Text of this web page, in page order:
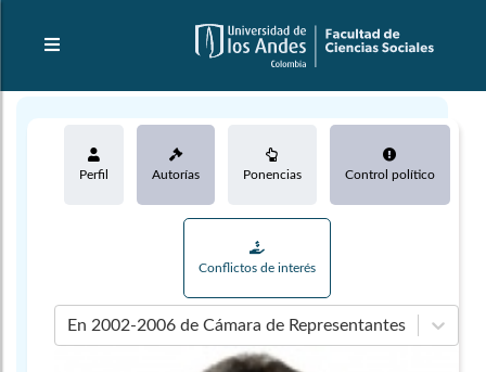
Perfil Autorías Ponencias Control político
Conflictos de interés
En 2002-2006 de Cámara de Representantes